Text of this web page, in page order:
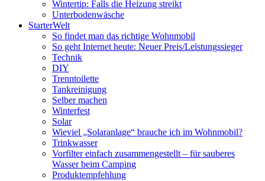
Wintertip: Falls die Heizung streikt
Unterbodenwäsche
StarterWelt
So findet man das richtige Wohnmobil
So geht Internet heute: Neuer Preis/Leistungssieger
Technik
DIY
Trenntoilette
Tankreinigung
Selber machen
Winterfest
Solar
Wieviel „Solaranlage“ brauche ich im Wohnmobil?
Trinkwasser
Vorfilter einfach zusammengestellt – für sauberes
Wasser beim Camping
Produktempfehlung